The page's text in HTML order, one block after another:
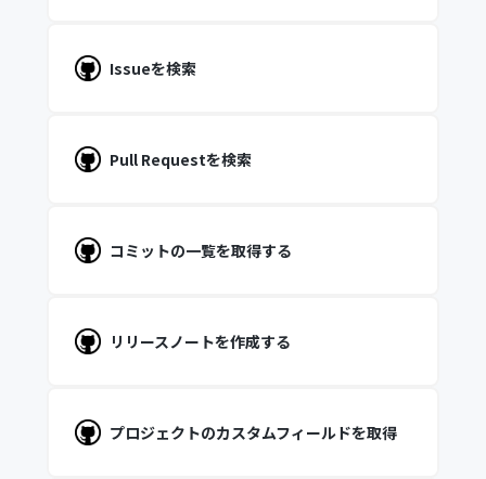
Issueを検索
Pull Requestを検索
コミットの一覧を取得する
リリースノートを作成する
プロジェクトのカスタムフィールドを取得